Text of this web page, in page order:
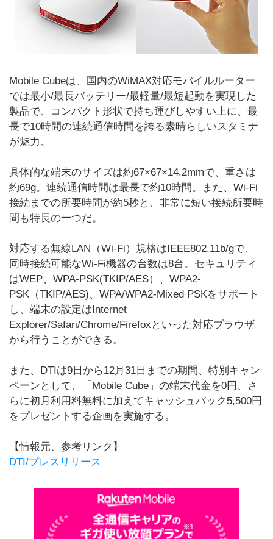
Mobile Cubeは、国内のWiMAX対応モバイルルーター
では最小/最長バッテリー/最軽量/最短起動を実現した
製品で、コンパクト形状で持ち運びしやすい上に、最
長で10時間の連続通信時間を誇る素晴らしいスタミナ
が魅力。
具体的な端末のサイズは約67×67×14.2mmで、重さは
約69g。連続通信時間は最長で約10時間。また、Wi-Fi
接続までの所要時間が約5秒と、非常に短い接続所要時
間も特長の一つだ。
対応する無線LAN（Wi-Fi）規格はIEEE802.11b/gで、
同時接続可能なWi-Fi機器の台数は8台。セキュリティ
はWEP、WPA-PSK(TKIP/AES）、WPA2-
PSK（TKIP/AES)、WPA/WPA2-Mixed PSKをサポート
し、端末の設定はInternet
Explorer/Safari/Chrome/Firefoxといった対応ブラウザ
から行うことができる。
また、DTIは9日から12月31日までの期間、特別キャン
ペーンとして、「Mobile Cube」の端末代金を0円、さ
らに初月利用料無料に加えてキャッシュバック5,500円
をプレゼントする企画を実施する。
【情報元、参考リンク】
DTI/プレスリリース